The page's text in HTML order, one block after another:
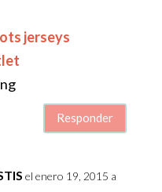
jerseys
Responder
el enero 19, 2015 a